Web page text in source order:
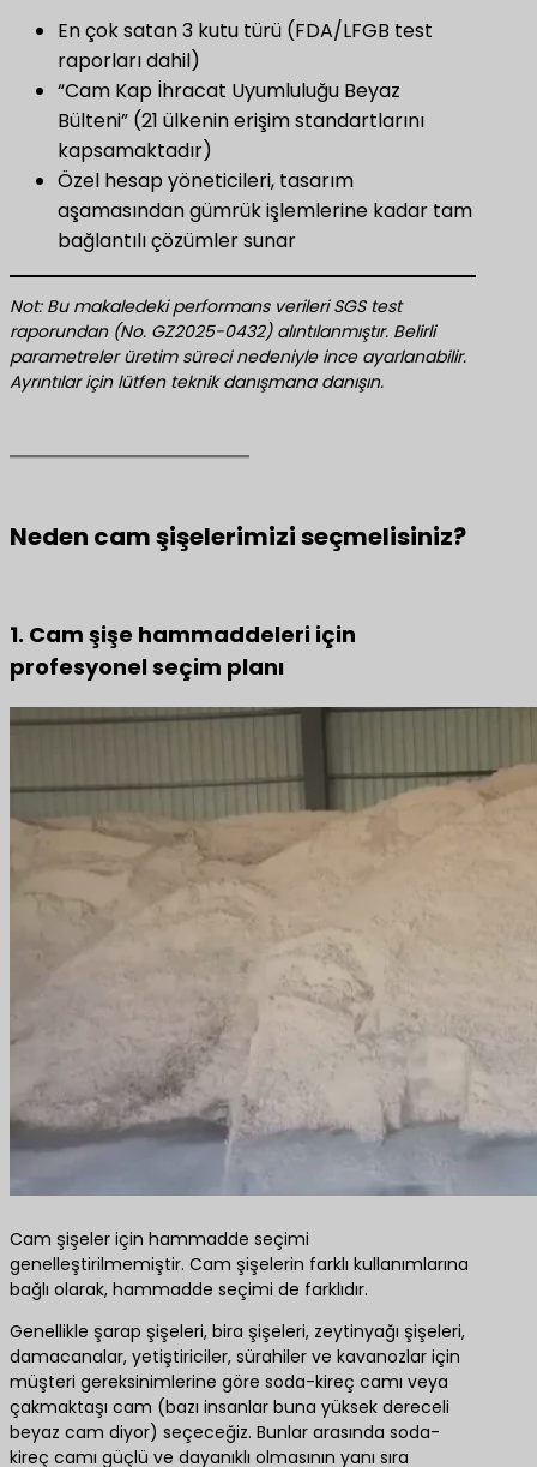
En çok satan 3 kutu türü (FDA/LFGB test
raporları dahil)
“Cam Kap İhracat Uyumluluğu Beyaz
Bülteni” (21 ülkenin erişim standartlarını
kapsamaktadır)
Özel hesap yöneticileri, tasarım
aşamasından gümrük işlemlerine kadar tam
bağlantılı çözümler sunar
Not: Bu makaledeki performans verileri SGS test
raporundan (No. GZ2025-0432) alıntılanmıştır. Belirli
parametreler üretim süreci nedeniyle ince ayarlanabilir.
Ayrıntılar için lütfen teknik danışmana danışın.
Neden cam şişelerimizi seçmelisiniz?
1. Cam şişe hammaddeleri için
profesyonel seçim planı
Cam şişeler için hammadde seçimi
genelleştirilmemiştir. Cam şişelerin farklı kullanımlarına
bağlı olarak, hammadde seçimi de farklıdır.
Genellikle şarap şişeleri, bira şişeleri, zeytinyağı şişeleri,
damacanalar, yetiştiriciler, sürahiler ve kavanozlar için
müşteri gereksinimlerine göre soda-kireç camı veya
çakmaktaşı cam (bazı insanlar buna yüksek dereceli
beyaz cam diyor) seçeceğiz. Bunlar arasında soda-
kireç camı güçlü ve dayanıklı olmasının yanı sıra